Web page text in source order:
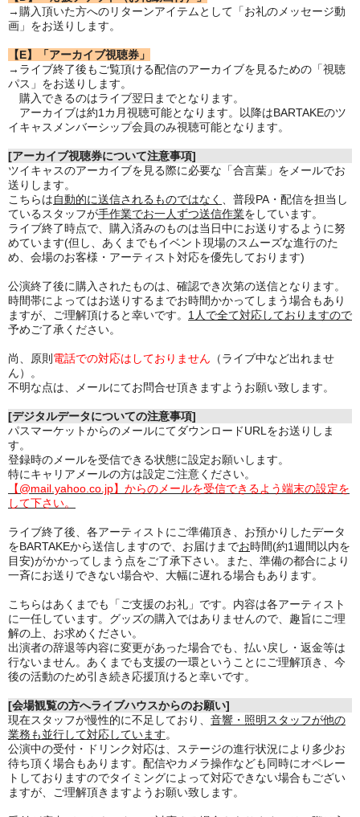
→購入頂いた方へのリターンアイテムとして「お礼のメッセージ動
画」をお送りします。
【E】「アーカイブ視聴券」
→ライブ終了後もご覧頂ける配信のアーカイブを見るための「視聴
パス」をお送りします。
購入できるのはライブ翌日までとなります。
アーカイブは約1カ月視聴可能となります。以降はBARTAKEのツ
イキャスメンバーシップ会員のみ視聴可能となります。
[アーカイブ視聴券について注意事項]
ツイキャスのアーカイブを見る際に必要な「合言葉」をメールでお
送りします。
こちらは自動的に送信されるものではなく
、普段PA・配信を担当し
ているスタッフが手作業でお一人ずつ送信作業をしています。
ライブ終了時点で、購入済みのものは当日中にお送りするように努
めています(但し、あくまでもイベント現場のスムーズな進行のた
め、会場のお客様・アーティスト対応を優先しております)
公演終了後に購入されたものは、確認でき次第の送信となります。
時間帯によってはお送りするまでお時間かかってしまう場合もあり
ますが、ご理解頂けると幸いです。 1人で全て対応しておりますので
予めご了承ください。
尚、原則 電話での対応はしておりません （ライブ中など出れませ
ん）。
不明な点は、メールにてお問合せ頂きますようお願い致します。
[デジタルデータについての注意事項]
パスマーケットからのメールにてダウンロードURLをお送りしま
す。
登録時のメールを受信できる状態に設定お願いします。
特にキャリアメールの方は設定ご注意ください。
【@mail.yahoo.co.jp】からのメールを受信できるよう端末の設定を
して下さい。
ライブ終了後、各アーティストにご準備頂き、お預かりしたデータ
をBARTAKEから送信しますので、お届けまでお時間(約1週間以内を
目安)がかかってしまう点をご了承下さい。また、準備の都合により
一斉にお送りできない場合や、大幅に遅れる場合もあります。
こちらはあくまでも「ご支援のお礼」です。内容は各アーティスト
に一任しています。グッズの購入ではありませんので、趣旨にご理
解の上、お求めください。
出演者の辞退等内容に変更があった場合でも、払い戻し・返金等は
行ないません。あくまでも支援の一環ということにご理解頂き、今
後の活動のため引き続き応援頂けると幸いです。
[会場観覧の方へライブハウスからのお願い]
現在スタッフが慢性的に不足しており、 音響・照明スタッフが他の
業務も並行して対応しています。
公演中の受付・ドリンク対応は、ステージの進行状況により多少お
待ち頂く場合もあります。 配信やカメラ操作なども同時にオペレー
トしておりますのでタイミングによって対応できない場合もござい
ますが、
ご理解頂きますようお願い致します。